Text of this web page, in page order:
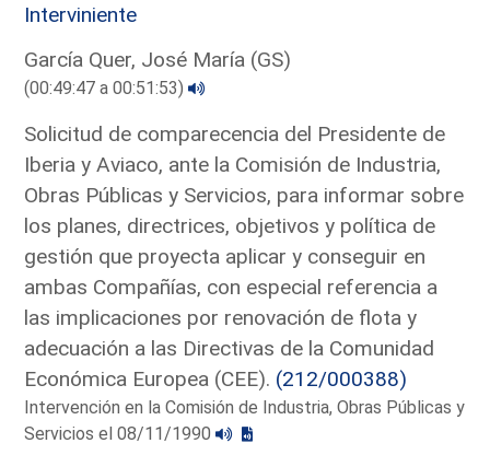
Interviniente
García Quer, José María (GS)
(00:49:47 a 00:51:53)
Solicitud de comparecencia del Presidente de
Iberia y Aviaco, ante la Comisión de Industria,
Obras Públicas y Servicios, para informar sobre
los planes, directrices, objetivos y política de
gestión que proyecta aplicar y conseguir en
ambas Compañías, con especial referencia a
las implicaciones por renovación de flota y
adecuación a las Directivas de la Comunidad
Económica Europea (CEE). (212/000388)
Intervención en la Comisión de Industria, Obras Públicas y
Servicios el 08/11/1990